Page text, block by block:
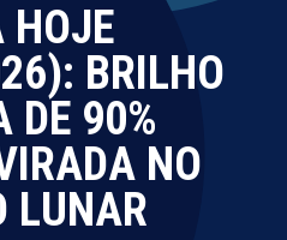
HOJE
BRILHO
DE 90%
NO
LUNAR